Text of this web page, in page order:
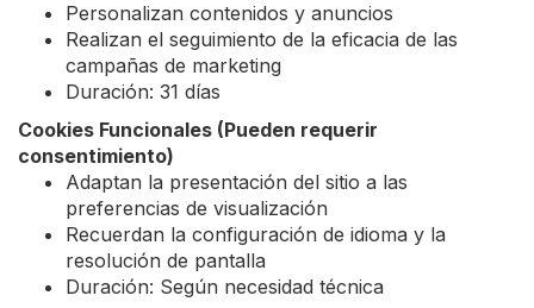
Personalizan contenidos y anuncios
Realizan el seguimiento de la eficacia de las
campañas de marketing
Duración: 31 días
Cookies Funcionales (Pueden requerir
consentimiento)
Adaptan la presentación del sitio a las
preferencias de visualización
Recuerdan la configuración de idioma y la
resolución de pantalla
Duración: Según necesidad técnica